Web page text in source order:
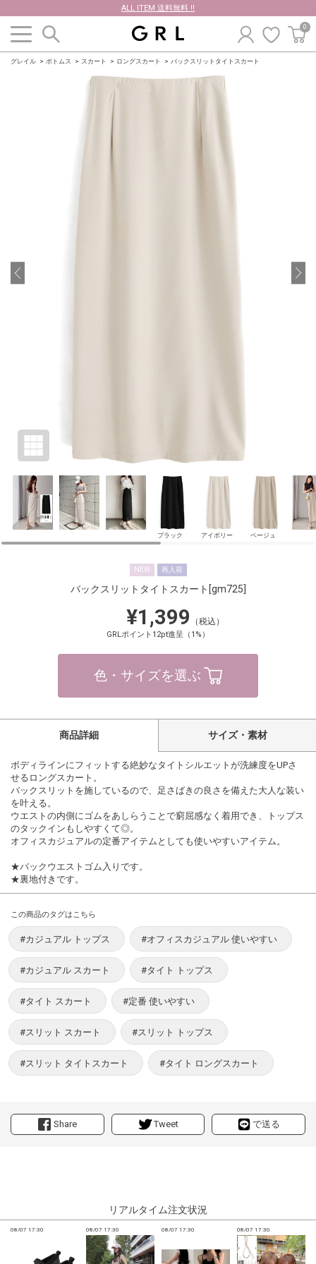
ALL ITEM 送料無料 !!
0
グレイル ボトムス スカート ロングスカート バックスリットタイトスカート
ブラック アイボリー ベージュ
NEW 再入荷
バックスリットタイトスカート [gm725]
¥1,399 （税込）
GRLポイント12pt進呈（1%）
色・サイズを選ぶ
Share Tweet で送る
商品詳細 サイズ・素材
ボディラインにフィットする絶妙なタイトシルエットが洗練度をUPさ
せるロングスカート。
バックスリットを施しているので、足さばきの良さを備えた大人な装い
を叶える。
ウエストの内側にゴムをあしらうことで窮屈感なく着用でき、トップス
のタックインもしやすくて◎。
オフィスカジュアルの定番アイテムとしても使いやすいアイテム。
★バックウエストゴム入りです。
★裏地付きです。
この商品のタグはこちら
#カジュアル トップス #オフィスカジュアル 使いやすい
#カジュアル スカート #タイト トップス
#タイト スカート #定番 使いやすい
#スリット スカート #スリット トップス
#スリット タイトスカート #タイト ロングスカート
リアルタイム注文状況
08/07 17:30 08/07 17:30 08/07 17:30 08/07 17:30